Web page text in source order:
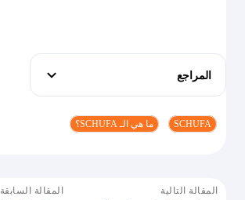
المراجع
SCHUFA ما هي الـ SCHUFA؟
المقالة السابقة المقالة التالية